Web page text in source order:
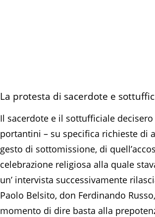
La protesta di sacerdote e
Il sacerdote e il sottufficiale
portantini – su specifica richieste di
gesto di sottomissione, di
celebrazione religiosa alla quale
un’ intervista successivamente
Paolo Belsito, don Ferdinando
momento di dire basta alla